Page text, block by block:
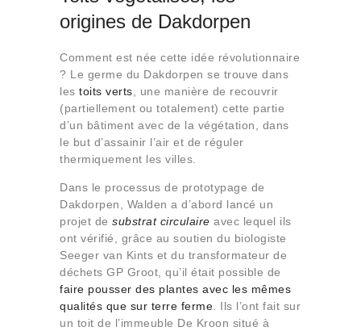
origines de Dakdorpen
Comment est née cette idée révolutionnaire
? Le germe du Dakdorpen se trouve dans
les toits verts , une manière de recouvrir
(partiellement ou totalement) cette partie
d’un bâtiment avec de la végétation, dans
le but d’assainir l’air et de réguler
thermiquement les villes.
Dans le processus de prototypage de
Dakdorpen, Walden a d’abord lancé un
projet de substrat circulaire avec lequel ils
ont vérifié, grâce au soutien du biologiste
Seeger van Kints et du transformateur de
déchets GP Groot, qu’il était possible de
faire pousser des plantes avec les mêmes
qualités que sur terre ferme . Ils l’ont fait sur
un toit de l’immeuble De Kroon situé à